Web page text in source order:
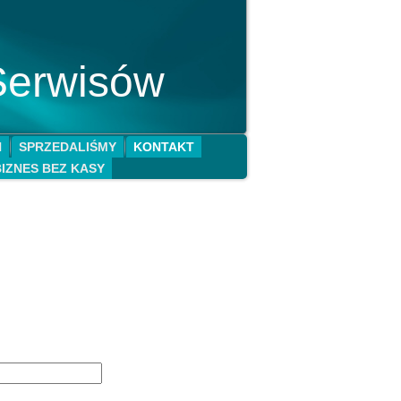
SPRZEDALIŚMY
KONTAKT
BEZ KASY